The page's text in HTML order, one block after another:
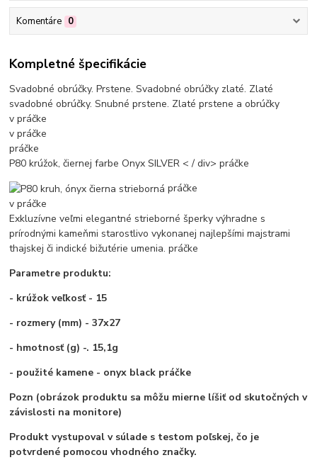
Komentáre 0
Kompletné špecifikácie
Svadobné obrúčky. Prstene. Svadobné obrúčky zlaté. Zlaté
svadobné obrúčky. Snubné prstene. Zlaté prstene a obrúčky
v práčke
v práčke
práčke
P80 krúžok, čiernej farbe Onyx SILVER < / div> práčke
práčke
v práčke
Exkluzívne veľmi elegantné strieborné šperky výhradne s
prírodnými kameňmi starostlivo vykonanej najlepšími majstrami
thajskej či indické bižutérie umenia.práčke
Parametre produktu:
- krúžok veľkosť - 15
- rozmery (mm) - 37x27
- hmotnosť (g) -. 15,1g
- použité kamene - onyx black práčke
Pozn (obrázok produktu sa môžu mierne líšiť od skutočných v
závislosti na monitore)
Produkt vystupoval v súlade s testom poľskej, čo je
potvrdené pomocou vhodného značky.